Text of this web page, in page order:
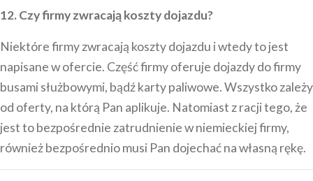
12. Czy firmy zwracają koszty dojazdu?
Niektóre firmy zwracają koszty dojazdu i wtedy to jest
napisane w ofercie. Część firmy oferuje dojazdy do firmy
busami służbowymi, bądź karty paliwowe. Wszystko zależy
od oferty, na którą Pan aplikuje. Natomiast z racji tego, że
jest to bezpośrednie zatrudnienie w niemieckiej firmy,
również bezpośrednio musi Pan dojechać na własną rękę.